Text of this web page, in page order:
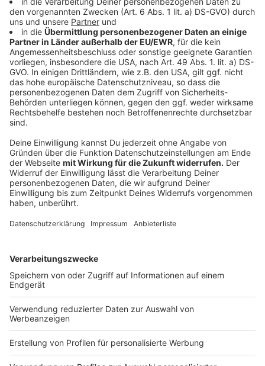
"Transport & Environment", eine europaweite
Organisation nicht-staatlicher Organisationen, die sich
für Nachhaltigkeit im Verkehr einsetzt (kurz T&E),
kritisiert die Bundespolitik schon länger.Benedikt Heyl
von T&E Deutschlandsagt: "Wir wissen eigentlich
genau, welche Brücke schnell saniert werden muss.
Doch das Bundesverkehrsministerium hinkt den
GmbH inzwischen eine Triage durchführt." Das sei
absurd teuer, denn jede verschleppte Sanierung koste
in Zukunft noch viel mehr. Eine Ursache für die
Verschleppung ist neben Geld auch der Mangel an
Fachkräften. Der
anderes übrig, als den Mangel irgendwie zu verwalten,
braucht nicht nur mehr Geld, sondern eine andere
Priorisierung. Die Haushaltspolitikerin der Grünen im
Bundestag, Paula Piechota fordert, dass die neue
schwarz-rote Bundesregierung auf Sanierung, statt
auf neue Bauprojekte setzt. Erhalt sei das Gebot der
Stunde.
Anzeige